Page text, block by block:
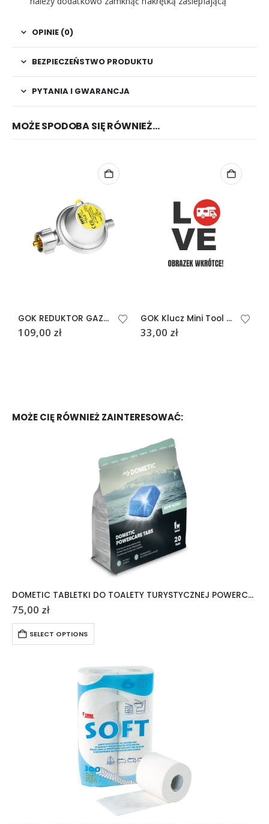
OPINIE (0)
BEZPIECZEŃSTWO PRODUKTU
PYTANIA I GWARANCJA
MOŻE SPODOBA SIĘ RÓWNIEŻ…
GOK REDUKTOR GAZU 1,2kg/h 30mb KLFx1/4 LH KN PRV
109,00 zł
GOK Klucz Mini Tool Motylkowy/ M20
33,00 zł
MOŻE CIĘ RÓWNIEŻ ZAINTERESOWAĆ:
DOMETIC TABLETKI DO TOALETY TURYSTYCZNEJ POWERCARE TABS 20 SZTUK
75,00 zł
SELECT OPTIONS